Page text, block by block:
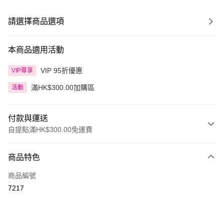
請選擇商品選項
本商品適用活動
VIP尊享 VIP 95折優惠
活動 滿HK$300.00加購區
付款與運送
自提點滿HK$300.00免運費
信用卡
Apple Pay
商品特色
商品編號
7217